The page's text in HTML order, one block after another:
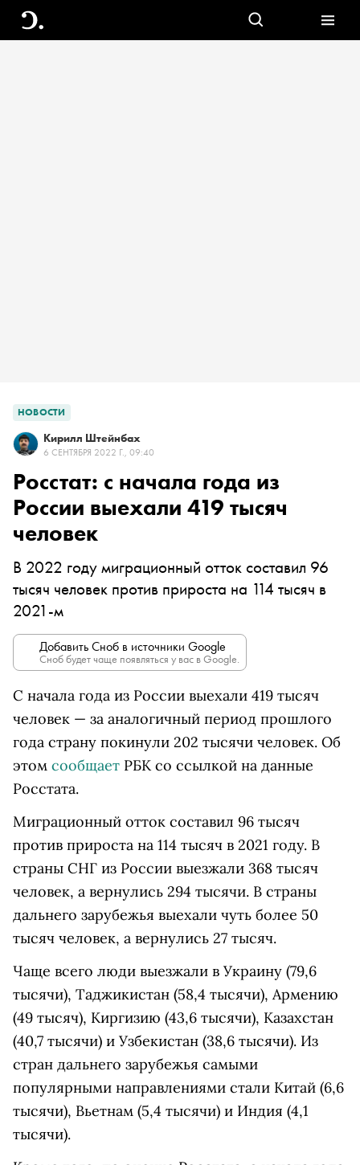
НОВОСТИ
Кирилл Штейнбах
6 СЕНТЯБРЯ 2022 Г., 09:40
Росстат: с начала года из
России выехали 419 тысяч
человек
В 2022 году миграционный отток составил 96
тысяч человек против прироста на 114 тысяч в
2021-м
Добавить Сноб в источники Google
Сноб будет чаще появляться у вас в Google.
С начала года из России выехали 419 тысяч
человек — за аналогичный период прошлого
года страну покинули 202 тысячи человек. Об
этом сообщает РБК со ссылкой на данные
Росстата.
Миграционный отток составил 96 тысяч
против прироста на 114 тысяч в 2021 году. В
страны СНГ из России выезжали 368 тысяч
человек, а вернулись 294 тысячи. В страны
дальнего зарубежья выехали чуть более 50
тысяч человек, а вернулись 27 тысяч.
Чаще всего люди выезжали в Украину (79,6
тысячи), Таджикистан (58,4 тысячи), Армению
(49 тысяч), Киргизию (43,6 тысячи), Казахстан
(40,7 тысячи) и Узбекистан (38,6 тысячи). Из
стран дальнего зарубежья самыми
популярными направлениями стали Китай (6,6
тысячи), Вьетнам (5,4 тысячи) и Индия (4,1
тысячи).